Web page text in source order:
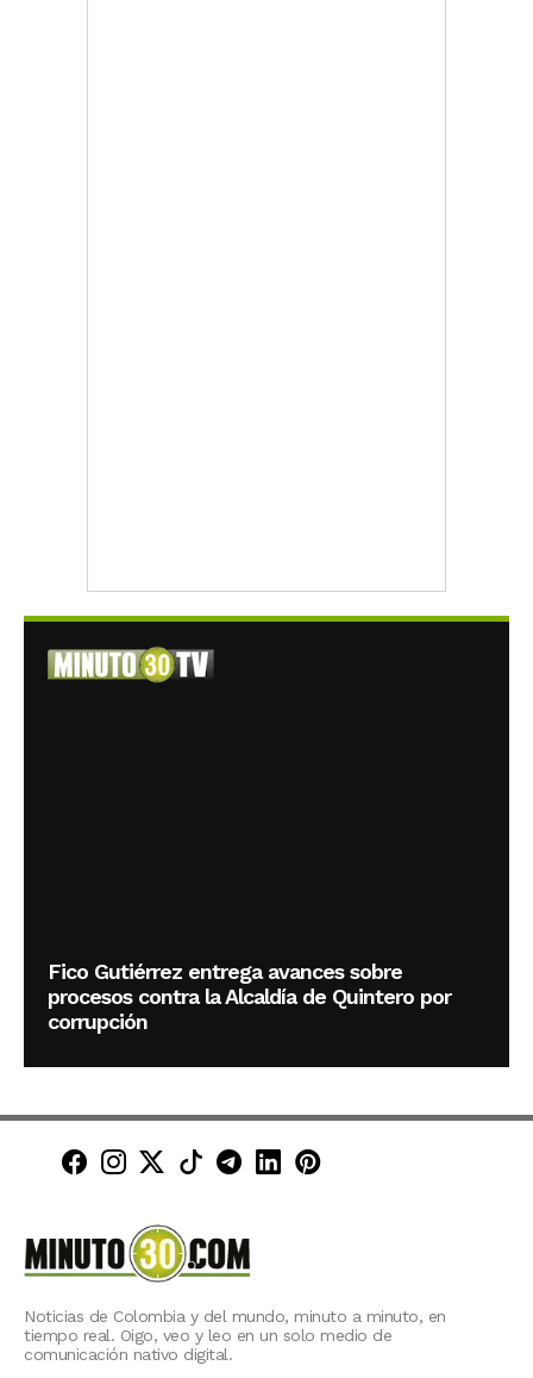
Fico Gutiérrez entrega avances sobre
procesos contra la Alcaldía de Quintero por
corrupción
Minuto30 en Facebook
Minuto30 en Instagram
Minuto30 en X (Twitter)
Minuto30 en TikTok
Canal de Minuto30 en
Minuto30 en LinkedIn
Minuto30 en
Noticias de Colombia y del mundo, minuto a minuto, en
tiempo real. Oigo, veo y leo en un solo medio de
comunicación nativo digital.